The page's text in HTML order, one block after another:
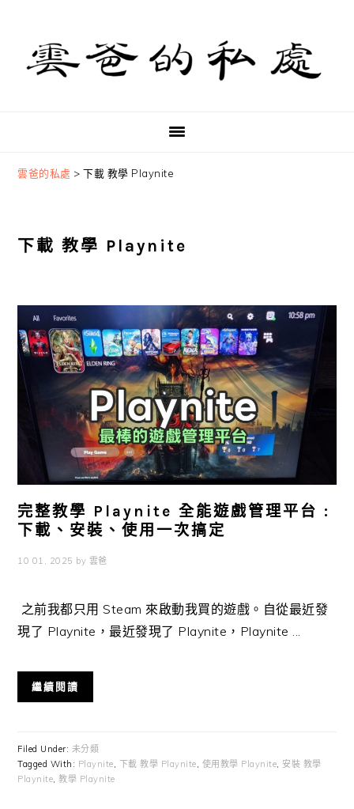
primary
navigation
content
primary
sidebar
雲爸的私處 >下載 教學 Playnite
下載 教學 Playnite
完整教學 Playnite 全能遊戲管理平台 :
下載、安裝、使用一次搞定
10 01, 2025 by 雲爸
之前我都只用 Steam 來啟動我買的遊戲。自從最近發
現了 Playnite，最近發現了 Playnite，Playnite ...
繼續閱讀
Filed Under: 未分類
Tagged With: Playnite, 下載 教學 Playnite, 使用教學 Playnite, 安裝 教學
Playnite,教學 Playnite